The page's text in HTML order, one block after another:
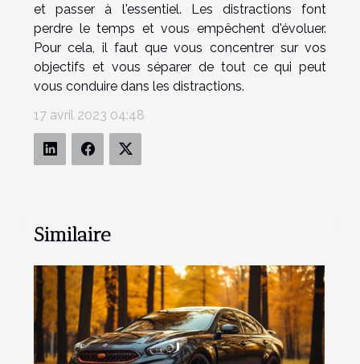
et passer à l'essentiel. Les distractions font
perdre le temps et vous empêchent d'évoluer.
Pour cela, il faut que vous concentrer sur vos
objectifs et vous séparer de tout ce qui peut
vous conduire dans les distractions.
17 avril 2023 04:48
Similaire